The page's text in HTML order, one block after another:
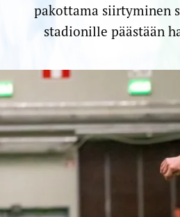
pakottama siirtyminen
stadionille päästään